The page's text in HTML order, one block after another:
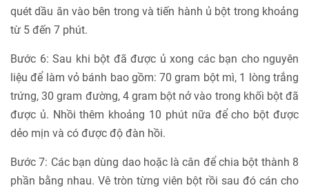
quét dầu ăn vào bên trong và tiến hành ủ bột trong khoảng
từ 5 đến 7 phút.
Bước 6: Sau khi bột đã được ủ xong các bạn cho nguyên
liệu để làm vỏ bánh bao gồm: 70 gram bột mì, 1 lòng trắng
trứng, 30 gram đường, 4 gram bột nở vào trong khối bột đã
được ủ. Nhồi thêm khoảng 10 phút nữa để cho bột được
dẻo mịn và có được độ đàn hồi.
Bước 7: Các bạn dùng dao hoặc là cân để chia bột thành 8
phần bằng nhau. Vê tròn từng viên bột rồi sau đó cán cho